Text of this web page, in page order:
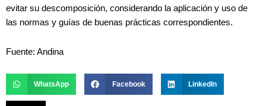
evitar su descomposición, considerando la aplicación y uso de
las normas y guías de buenas prácticas correspondientes.
Fuente: Andina
WhatsApp Facebook LinkedIn